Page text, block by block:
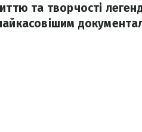
та творчості